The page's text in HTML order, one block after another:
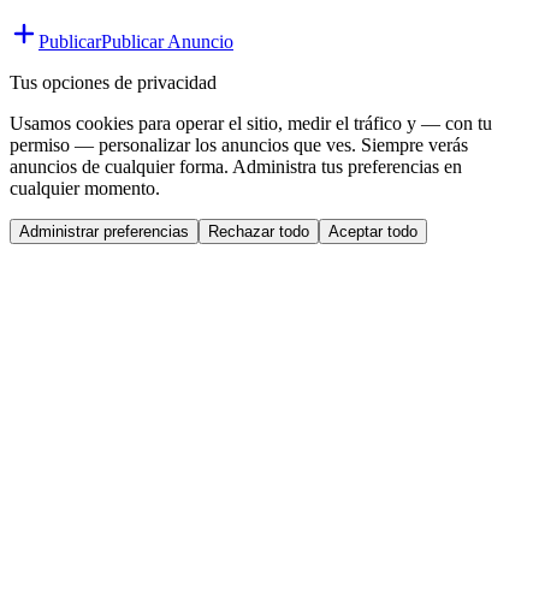
PublicarPublicar Anuncio
Tus opciones de privacidad
Usamos cookies para operar el sitio, medir el tráfico y — con tu
permiso — personalizar los anuncios que ves. Siempre verás
anuncios de cualquier forma. Administra tus preferencias en
cualquier momento.
Administrar preferencias Rechazar todo Aceptar todo